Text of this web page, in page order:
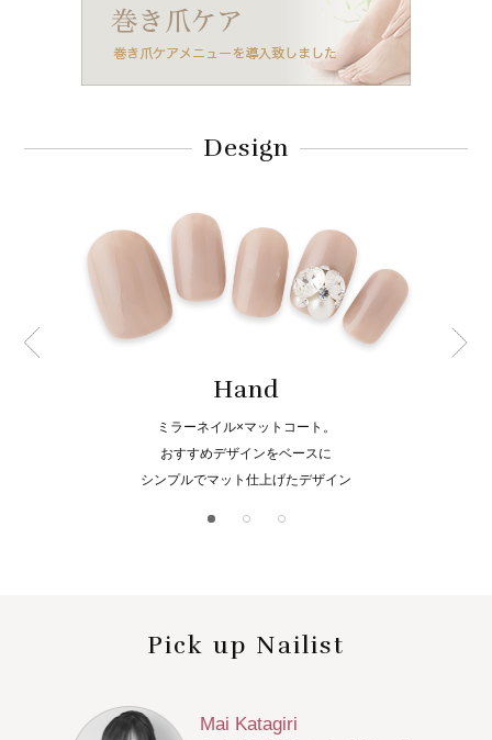
Design
Hand
ミラーネイル×マットコート。
おすすめデザインをベースに
シンプルでマット仕上げたデザイン
Pick up Nailist
Mai Katagiri